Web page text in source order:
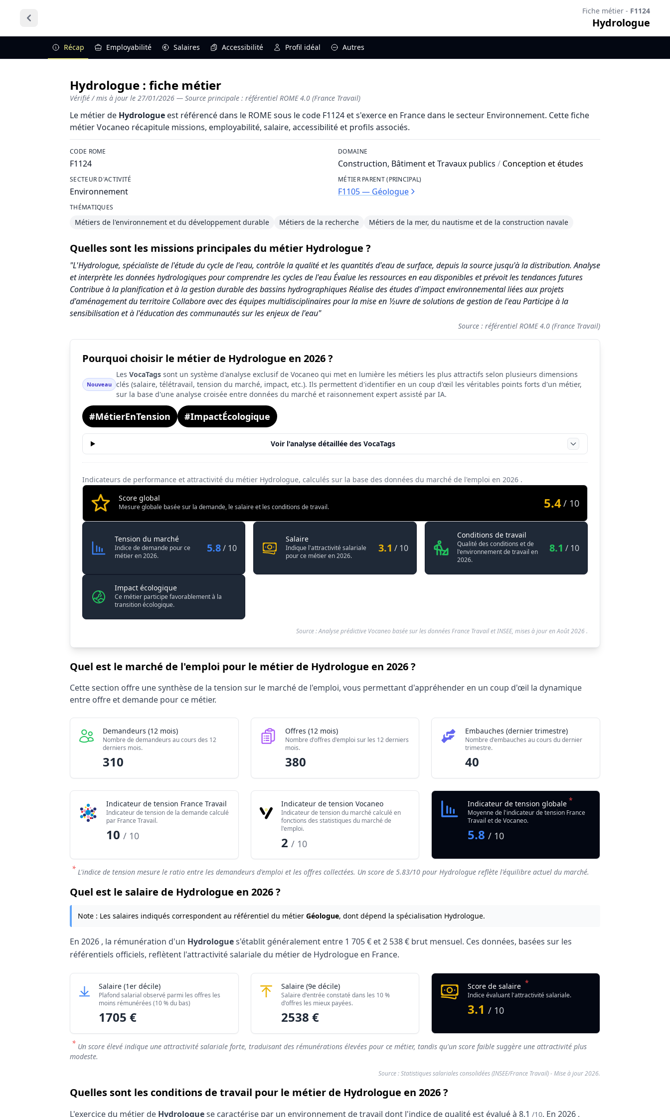
Fiche métier - F1124
Hydrologue
Récap Employabilité Salaires Accessibilité Profil idéal Autres
Hydrologue : fiche métier
Vérifié / mis à jour le 27/01/2026 — Source principale : référentiel ROME 4.0 (France Travail)
Le métier de Hydrologue est référencé dans le ROME sous le code F1124 et s'exerce en France dans le secteur Environnement. Cette fiche
métier Vocaneo récapitule missions, employabilité, salaire, accessibilité et profils associés.
CODE ROME
F1124
DOMAINE
Construction, Bâtiment et Travaux publics / Conception et études
SECTEUR D'ACTIVITÉ
Environnement
MÉTIER PARENT (PRINCIPAL)
F1105 — Géologue
THÉMATIQUES
Métiers de l'environnement et du développement durable Métiers de la recherche Métiers de la mer, du nautisme et de la construction navale
Quelles sont les missions principales du métier Hydrologue ?
"L'Hydrologue, spécialiste de l'étude du cycle de l'eau, contrôle la qualité et les quantités d'eau de surface, depuis la source jusqu'à la distribution. Analyse
et interprète les données hydrologiques pour comprendre les cycles de l'eau Évalue les ressources en eau disponibles et prévoit les tendances futures
Contribue à la planification et à la gestion durable des bassins hydrographiques Réalise des études d'impact environnemental liées aux projets
d'aménagement du territoire Collabore avec des équipes multidisciplinaires pour la mise en ½uvre de solutions de gestion de l'eau Participe à la
sensibilisation et à l'éducation des communautés sur les enjeux de l'eau"
Source : référentiel ROME 4.0 (France Travail)
Pourquoi choisir le métier de Hydrologue en 2026 ?
Nouveau
Les VocaTags sont un système d'analyse exclusif de Vocaneo qui met en lumière les métiers les plus attractifs selon plusieurs dimensions
clés (salaire, télétravail, tension du marché, impact, etc.). Ils permettent d'identifier en un coup d'œil les véritables points forts d'un métier,
sur la base d'une analyse croisée entre données du marché et raisonnement expert assisté par IA.
#MétierEnTension #ImpactÉcologique
Voir l'analyse détaillée des VocaTags
Indicateurs de performance et attractivité du métier Hydrologue, calculés sur la base des données du marché de l'emploi en 2026 .
Score global
Mesure globale basée sur la demande, le salaire et les conditions de travail. 5.4/ 10
Synthèse des scores du métier Hydrologue
Indicateur
Score (sur 10)
Attractivité globale
5.4
Tension du marché
5.8
Salaire
3.1
Conditions de travail
8.1
Tension du marchéHydrologue
Indice de demande pour ce
métier en 2026.
5.8/ 10
SalaireHydrologue
Indique l'attractivité salariale
pour ce métier en 2026.
3.1 / 10
Conditions de travailHydrologue
Qualité des conditions et de
l'environnement de travail en
2026.
8.1 / 10
Impact écologique
Ce métier participe favorablement à la
transition écologique.
Source : Analyse prédictive Vocaneo basée sur les données France Travail et INSEE, mises à jour enAoût 2026.
Quel est le marché de l'emploi pour le métier de Hydrologue en 2026 ?
Statistiques recrutement Hydrologue 2026
Indicateur
Valeur brute
Offres publiées (12 mois)
Embauches constatées
40
Indice de tension globale
Cette section offre une synthèse de la tension sur le marché de l'emploi, vous permettant d'appréhender en un coup d'œil la dynamique
entre offre et demande pour ce métier.
Demandeurs (12 mois)
Nombre de demandeurs au cours des 12
derniers mois.
310
Offres (12 mois)
Nombre d'offres d'emploi sur les 12 derniers
mois.
380
Embauches (dernier trimestre)
Nombre d'embauches au cours du dernier
trimestre.
40
Indicateur de tension France Travail
Indicateur de tension de la demande calculé
par France Travail.
10 / 10
Indicateur de tension Vocaneo
Indicateur de tension du marché calculé en
fonctions des statistiques du marché de
l'emploi.
2/ 10
Indicateur de tension globale *
Moyenne de l'indicateur de tension France
Travail et de Vocaneo.
5.8/ 10
* L'indice de tension mesure le ratio entre les demandeurs d'emploi et les offres collectées. Un score de 5.83/10 pour Hydrologue reflète l'équilibre actuel du marché.
Quel est le salaire de Hydrologue en 2026 ?
Note : Les salaires indiqués correspondent au référentiel du métier Géologue, dont dépend la spécialisation Hydrologue.
En 2026 , la rémunération d'un Hydrologues'établit généralement entre 1 705 € et2 538 € brut mensuel. Ces données, basées sur les
référentiels officiels, reflètent l'attractivité salariale du métier de Hydrologue en France.
Grille salariale Hydrologue 2026
Niveau de salaire (Déciles)
Montant mensuel brut
Salaire minimum (10% les moins rémunérés)
Salaire maximum (10% les mieux rémunérés)
Salaire Hydrologue
(1er décile)
Plafond salarial observé parmi les offres les
moins rémunérées (10 % du bas)
1705 €
SalaireHydrologue
(9e décile)
Salaire d'entrée constaté dans les 10 %
d'offres les mieux payées.
2538 €
Score de salaire *
Indice évaluant l'attractivité salariale.
3.1/ 10
* Un score élevé indique une attractivité salariale forte, traduisant des rémunérations élevées pour ce métier, tandis qu'un score faible suggère une attractivité plus
modeste.
Source : Statistiques salariales consolidées (INSEE/France Travail) - Mise à jour 2026.
Quelles sont les conditions de travail pour le métier de Hydrologue en 2026 ?
L'exercice du métier de Hydrologuese caractérise par un environnement de travail dont l'indice de qualité est évalué à 8.1 /10. En 2026 ,